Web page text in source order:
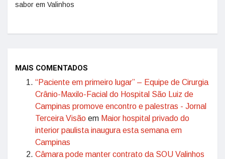
sabor em Valinhos
MAIS COMENTADOS
“Paciente em primeiro lugar” – Equipe de Cirurgia
Crânio-Maxilo-Facial do Hospital São Luiz de
Campinas promove encontro e palestras - Jornal
Terceira Visão em Maior hospital privado do
interior paulista inaugura esta semana em
Campinas
Câmara pode manter contrato da SOU Valinhos